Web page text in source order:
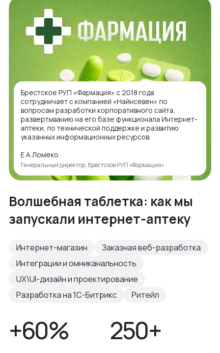
Брестское РУП «Фармация» с 2018 года
сотрудничает с компанией «Найнсевен» по
вопросам разработки корпоративного сайта,
развертыванию на его базе функционала Интернет-
аптеки, по технической поддержке и развитию
указанных информационных ресурсов.
Е.А.Ломеко
Генеральный директор, Брестское РУП «Фармация»
Волшебная таблетка: как мы
запускали интернет-аптеку
Интернет-магазин
Заказная веб-разработка
Интеграции и омниканальность
UX\UI-дизайн и проектирование
Разработка на 1С-Битрикс
Ритейл
+60% 250+